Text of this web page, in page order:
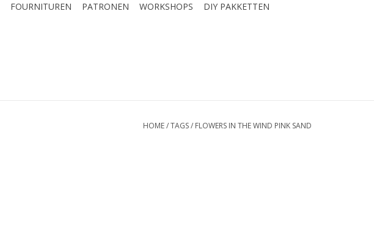
FOURNITUREN PATRONEN WORKSHOPS
DIY PAKKETTEN
HOME/TAGS/ FLOWERS IN THE WIND PINK SAND